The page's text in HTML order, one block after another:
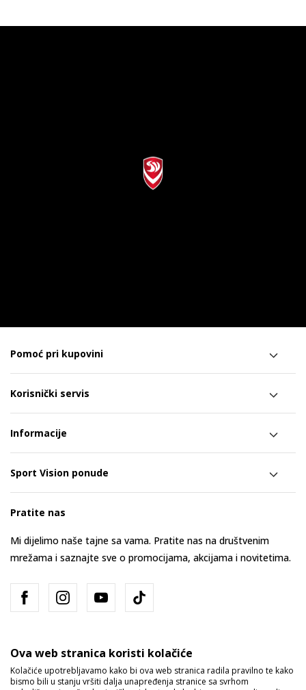
Pomoć pri kupovini
Korisnički servis
Informacije
Sport Vision ponude
Pratite nas
Mi dijelimo naše tajne sa vama. Pratite nas na društvenim
mrežama i saznajte sve o promocijama, akcijama i novitetima.
Bosna i Hercegovina Promijenite
Ova web stranica koristi kolačiće
Kolačiće upotrebljavamo kako bi ova web stranica radila pravilno te kako
bismo bili u stanju vršiti dalja unapređenja stranice sa svrhom